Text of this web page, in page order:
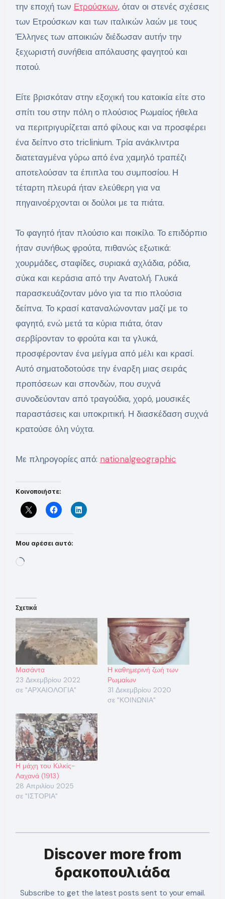
την εποχή των Ετρούσκων, όταν οι στενές σχέσεις
των Ετρούσκων και των ιταλικών λαών με τους
Έλληνες των αποικιών διέδωσαν αυτήν την
ξεχωριστή συνήθεια απόλαυσης φαγητού και
ποτού.
Είτε βρισκόταν στην εξοχική του κατοικία είτε στο
σπίτι του στην πόλη ο πλούσιος Ρωμαίος ήθελα
να περιτριγυρίζεται από φίλους και να προσφέρει
ένα δείπνο στο triclinium. Τρία ανάκλιντρα
διατεταγμένα γύρω από ένα χαμηλό τραπέζι
αποτελούσαν τα έπιπλα του συμποσίου. Η
τέταρτη πλευρά ήταν ελεύθερη για να
πηγαινοέρχονται οι δούλοι με τα πιάτα.
Το φαγητό ήταν πλούσιο και ποικίλο. Το επιδόρπιο
ήταν συνήθως φρούτα, πιθανώς εξωτικά:
χουρμάδες, σταφίδες, συριακά αχλάδια, ρόδια,
σύκα και κεράσια από την Ανατολή. Γλυκά
παρασκευάζονταν μόνο για τα πιο πλούσια
δείπνα. Το κρασί καταναλώνονταν μαζί με το
φαγητό, ενώ μετά τα κύρια πιάτα, όταν
σερβίρονταν το φρούτα και τα γλυκά,
προσφέρονταν ένα μείγμα από μέλι και κρασί.
Αυτό σηματοδοτούσε την έναρξη μιας σειράς
προπόσεων και σπονδών, που συχνά
συνοδεύονταν από τραγούδια, χορό, μουσικές
παραστάσεις και υποκριτική. Η διασκέδαση συχνά
κρατούσε όλη νύχτα.
Με πληρογορίες από: nationalgeographic
Κοινοποιήστε:
Μου αρέσει αυτό:
Loading…
Σχετικά
Μασάντα
23 Δεκεμβρίου 2022
σε "ΑΡΧΑΙΟΛΟΓΙΑ"
Η καθημερινή ζωή των
Ρωμαίων
31 Δεκεμβρίου 2020
σε "ΚΟΙΝΩΝΙΑ"
Η μάχη του Κιλκίς-
Λαχανά (1913)
28 Απριλίου 2025
σε "ΙΣΤΟΡΙΑ"
Discover more from
δρακοπουλιάδα
Subscribe to get the latest posts sent to your email.